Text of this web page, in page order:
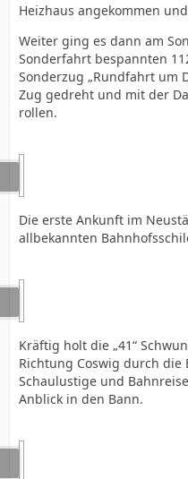
Heizhaus angekommen
Weiter ging es dann am
Sonderfahrt bespannten
Sonderzug „Rundfahrt um
Zug gedreht und mit der
rollen.
Die erste Ankunft im
allbekannten
Kräftig holt die „41“
Richtung Coswig durch die
Schaulustige und
Anblick in den Bann.